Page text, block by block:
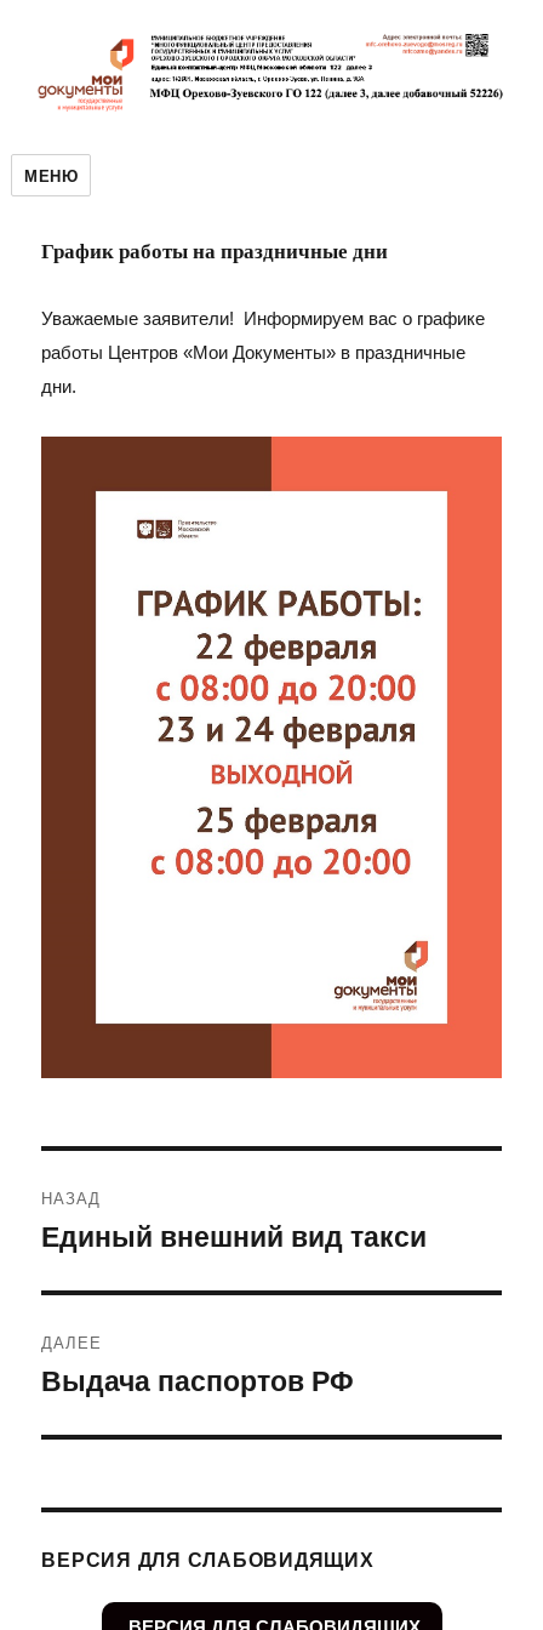
МЕНЮ
График работы на праздничные дни
Уважаемые заявители! Информируем вас о графике
работы Центров «Мои Документы» в праздничные
дни.
по
НАЗАД
Предыдущая
Единый внешний вид такси
ДАЛЕЕ
Следующая
Выдача паспортов РФ
ВЕРСИЯ ДЛЯ СЛАБОВИДЯЩИХ